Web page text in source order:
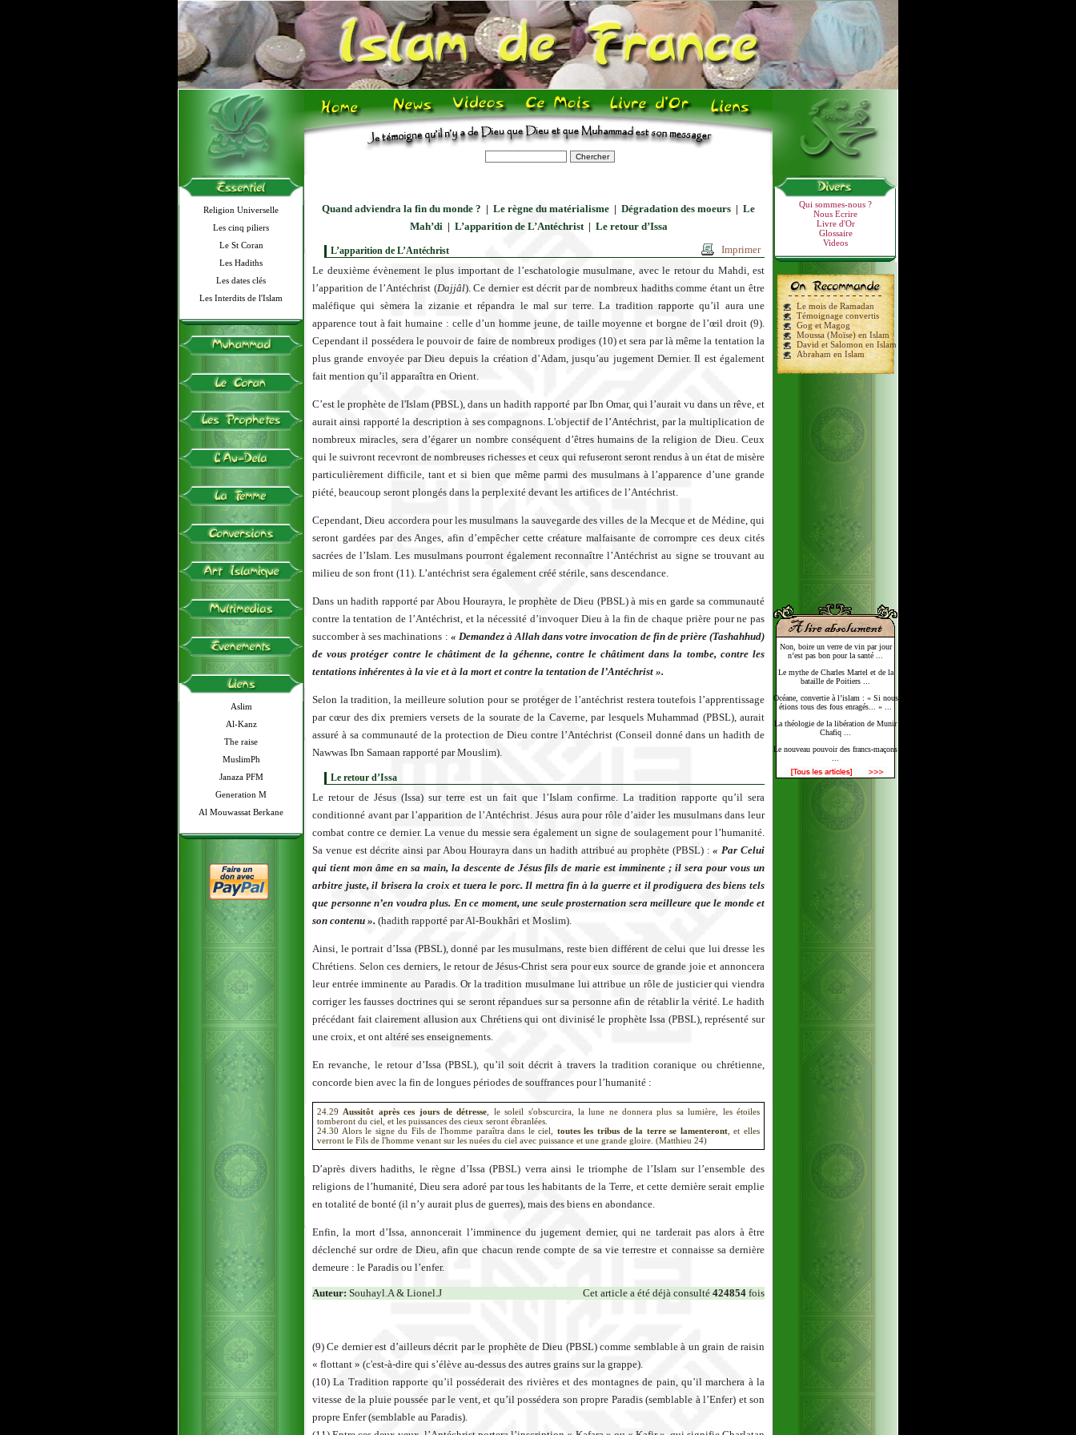
Religion Universelle
Les cinq piliers
Le St Coran
Les Hadiths
Les dates clés
Les Interdits de l'Islam
Aslim
Al-Kanz
The raise
MuslimPh
Janaza PFM
Generation M
Al Mouwassat Berkane
Qui sommes-nous ?
Nous Ecrire
Livre d'Or
Glossaire
Videos
Le mois de Ramadan
Témoignage convertis
Gog et Magog
Moussa (Moïse) en Islam
David et Salomon en Islam
Abraham en Islam
Non, boire un verre de vin par jour
n’est pas bon pour la santé ...
Le mythe de Charles Martel et de la
bataille de Poitiers ...
Océane, convertie à l’islam : « Si nous
étions tous des fous enragés... » ...
La théologie de la libération de Munir
Chafiq ...
Le nouveau pouvoir des francs-maçons
Quand adviendra la fin du monde ? | Le règne du matérialisme | Dégradation des moeurs | Le
Mah’di| L’apparition de L’Antéchrist| Le retour d’Issa
Imprimer
L’apparition de L’Antéchrist
Le deuxième évènement le plus important de l’eschatologie musulmane, avec le retour du Mahdi, est
l’apparition de l’Antéchrist (Dajjâl). Ce dernier est décrit par de nombreux hadiths comme étant un être
maléfique qui sèmera la zizanie et répandra le mal sur terre. La tradition rapporte qu’il aura une
apparence tout à fait humaine : celle d’un homme jeune, de taille moyenne et borgne de l’œil droit (9).
Cependant il possédera le pouvoir de faire de nombreux prodiges (10) et sera par là même la tentation la
plus grande envoyée par Dieu depuis la création d’Adam, jusqu’au jugement Dernier. Il est également
fait mention qu’il apparaîtra en Orient.
C’est le prophète de l'Islam (PBSL), dans un hadith rapporté par Ibn Omar, qui l’aurait vu dans un rêve, et
aurait ainsi rapporté la description à ses compagnons. L'objectif de l’Antéchrist, par la multiplication de
nombreux miracles, sera d’égarer un nombre conséquent d’êtres humains de la religion de Dieu. Ceux
qui le suivront recevront de nombreuses richesses et ceux qui refuseront seront rendus à un état de misère
particulièrement difficile, tant et si bien que même parmi des musulmans à l’apparence d’une grande
piété, beaucoup seront plongés dans la perplexité devant les artifices de l’Antéchrist.
Cependant, Dieu accordera pour les musulmans la sauvegarde des villes de la Mecque et de Médine, qui
seront gardées par des Anges, afin d’empêcher cette créature malfaisante de corrompre ces deux cités
sacrées de l’Islam. Les musulmans pourront également reconnaître l’Antéchrist au signe se trouvant au
milieu de son front (11). L’antéchrist sera également créé stérile, sans descendance.
Dans un hadith rapporté par Abou Hourayra, le prophète de Dieu (PBSL) à mis en garde sa communauté
contre la tentation de l’Antéchrist, et la nécessité d’invoquer Dieu à la fin de chaque prière pour ne pas
succomber à ses machinations : « Demandez à Allah dans votre invocation de fin de prière (Tashahhud)
de vous protéger contre le châtiment de la géhenne, contre le châtiment dans la tombe, contre les
tentations inhérentes à la vie et à la mort et contre la tentation de l’Antéchrist ».
Selon la tradition, la meilleure solution pour se protéger de l’antéchrist restera toutefois l’apprentissage
par cœur des dix premiers versets de la sourate de la Caverne, par lesquels Muhammad (PBSL), aurait
assuré à sa communauté de la protection de Dieu contre l’Antéchrist (Conseil donné dans un hadith de
Nawwas Ibn Samaan rapporté par Mouslim).
Le retour d’Issa
Le retour de Jésus (Issa) sur terre est un fait que l’Islam confirme. La tradition rapporte qu’il sera
conditionné avant par l’apparition de l’Antéchrist. Jésus aura pour rôle d’aider les musulmans dans leur
combat contre ce dernier. La venue du messie sera également un signe de soulagement pour l’humanité.
Sa venue est décrite ainsi par Abou Hourayra dans un hadith attribué au prophète (PBSL) :« Par Celui
qui tient mon âme en sa main, la descente de Jésus fils de marie est imminente ; il sera pour vous un
arbitre juste, il brisera la croix et tuera le porc. Il mettra fin à la guerre et il prodiguera des biens tels
que personne n’en voudra plus. En ce moment, une seule prosternation sera meilleure que le monde et
son contenu ». (hadith rapporté par Al-Boukhâri et Moslim).
Ainsi, le portrait d’Issa (PBSL), donné par les musulmans, reste bien différent de celui que lui dresse les
Chrétiens. Selon ces derniers, le retour de Jésus-Christ sera pour eux source de grande joie et annoncera
leur entrée imminente au Paradis. Or la tradition musulmane lui attribue un rôle de justicier qui viendra
corriger les fausses doctrines qui se seront répandues sur sa personne afin de rétablir la vérité. Le hadith
précédant fait clairement allusion aux Chrétiens qui ont divinisé le prophète Issa (PBSL), représenté sur
une croix, et ont altéré ses enseignements.
En revanche, le retour d’Issa (PBSL), qu’il soit décrit à travers la tradition coranique ou chrétienne,
concorde bien avec la fin de longues périodes de souffrances pour l’humanité :
24.29 Aussitôt après ces jours de détresse , le soleil s'obscurcira, la lune ne donnera plus sa lumière, les étoiles
tomberont du ciel, et les puissances des cieux seront ébranlées.
24.30 Alors le signe du Fils de l'homme paraîtra dans le ciel, toutes les tribus de la terre se lamenteront, et elles
verront le Fils de l'homme venant sur les nuées du ciel avec puissance et une grande gloire. (Matthieu 24)
D’après divers hadiths, le règne d’Issa (PBSL) verra ainsi le triomphe de l’Islam sur l’ensemble des
religions de l’humanité, Dieu sera adoré par tous les habitants de la Terre, et cette dernière serait emplie
en totalité de bonté (il n’y aurait plus de guerres), mais des biens en abondance.
Enfin, la mort d’Issa, annoncerait l’imminence du jugement dernier, qui ne tarderait pas alors à être
déclenché sur ordre de Dieu, afin que chacun rende compte de sa vie terrestre et connaisse sa dernière
demeure : le Paradis ou l’enfer.
Auteur: Souhayl.A & Lionel.J Cet article a été déjà consulté 424854 fois
(9) Ce dernier est d’ailleurs décrit par le prophète de Dieu (PBSL) comme semblable à un grain de raisin
« flottant » (c'est-à-dire qui s’élève au-dessus des autres grains sur la grappe).
(10) La Tradition rapporte qu’il posséderait des rivières et des montagnes de pain, qu’il marchera à la
vitesse de la pluie poussée par le vent, et qu’il possédera son propre Paradis (semblable à l’Enfer) et son
propre Enfer (semblable au Paradis).